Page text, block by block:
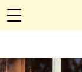
Anna María